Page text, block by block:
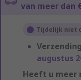
van meer dan
Tijdelijk niet
Verzending
augustus
Heeft u meer